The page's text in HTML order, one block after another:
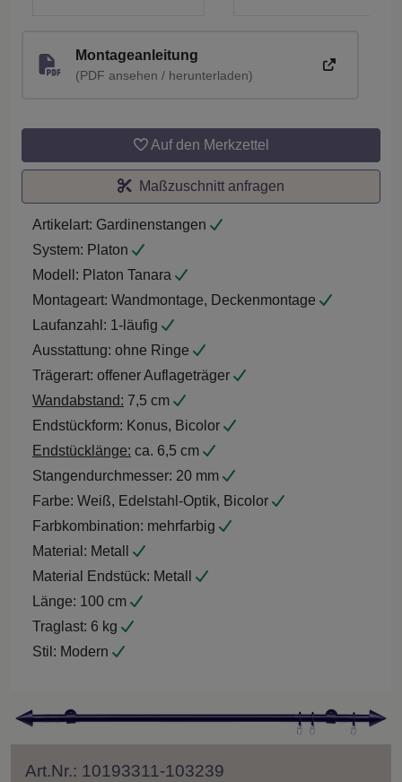
Montageanleitung
(PDF ansehen / herunterladen)
Auf den Merkzettel
Maßzuschnitt anfragen
Artikelart: Gardinenstangen
System: Platon
Modell: Platon Tanara
Montageart: Wandmontage, Deckenmontage
Laufanzahl: 1-läufig
Ausstattung: ohne Ringe
Trägerart: offener Auflageträger
Wandabstand: 7,5 cm
Endstückform: Konus, Bicolor
Endstücklänge: ca. 6,5 cm
Stangendurchmesser: 20 mm
Farbe: Weiß, Edelstahl-Optik, Bicolor
Farbkombination: mehrfarbig
Material: Metall
Material Endstück: Metall
Länge: 100 cm
Traglast: 6 kg
Stil: Modern
Art.Nr.: 10193311-103239